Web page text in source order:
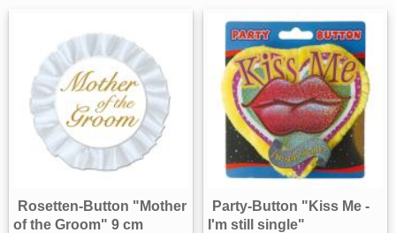
Rosetten-Button "Mother
of the Groom" 9 cm
Party-Button "Kiss Me -
I'm still single"